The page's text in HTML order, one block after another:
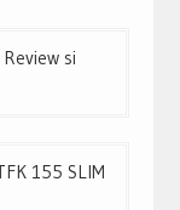
si
155 SLIM